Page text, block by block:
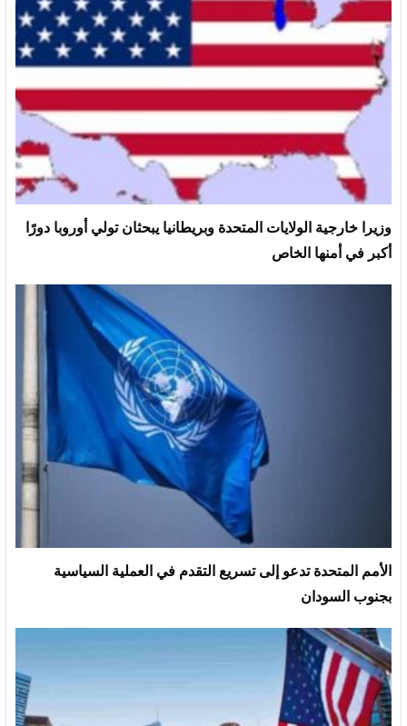
وزيرا خارجية الولايات المتحدة وبريطانيا يبحثان تولي أوروبا دورًا
أكبر في أمنها الخاص
الأمم المتحدة تدعو إلى تسريع التقدم في العملية السياسية
بجنوب السودان